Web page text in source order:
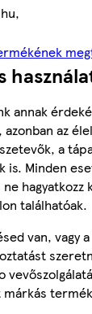
annak
azonban az
a
is. Minden
hagyatkozz
találhatóak.
van, vagy
márkás